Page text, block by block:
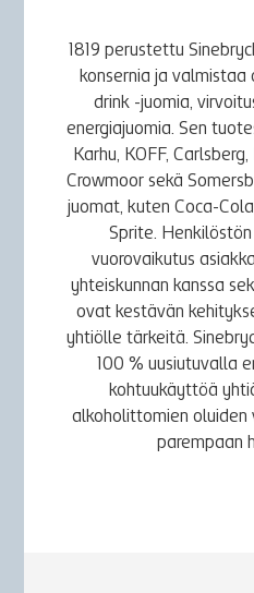
1819 perustettu
konsernia ja valmistaa
drink -juomia,
energiajuomia. Sen
Karhu, KOFF,
Crowmoor sekä
juomat, kuten Coca-
Sprite.
vuorovaikutus
yhteiskunnan kanssa
ovat kestävän
yhtiölle tärkeitä.
100 % uusiutuvalla
kohtuukäyttöä
alkoholittomien oluiden
parempaan